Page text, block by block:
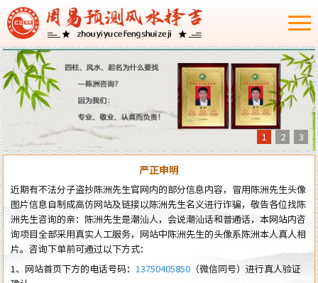
1 2 3
严正申明
近期有不法分子盗抄陈洲先生官网内的部分信息内容，冒用陈洲先生头像
图片信息自制成高仿网站及链接以陈洲先生名义进行诈骗，敬告各位找陈
洲先生咨询的亲：陈洲先生是潮汕人，会说潮汕话和普通话，本网站内咨
询项目全部采用真实人工服务，网站中陈洲先生的头像系陈洲本人真人相
片。咨询下单前可通过以下方式：
1、网站首页下方的电话号码： 13750405850 （微信同号）进行真人验证